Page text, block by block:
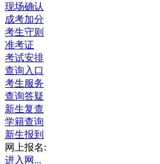
现场确认
成考加分
考生守则
准考证
考试安排
查询入口
考生服务
查询答疑
新生复查
学籍查询
新生报到
网上报名:
进入网...